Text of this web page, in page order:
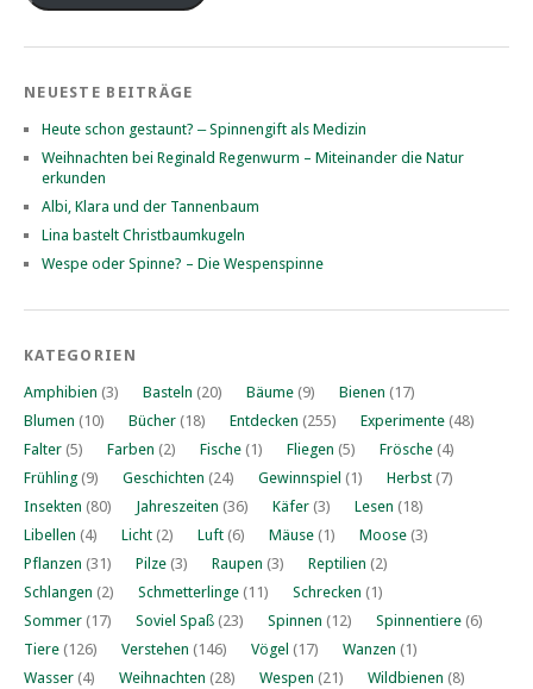
NEUESTE BEITRÄGE
Heute schon gestaunt? ‒ Spinnengift als Medizin
Weihnachten bei Reginald Regenwurm – Miteinander die Natur
erkunden
Albi, Klara und der Tannenbaum
Lina bastelt Christbaumkugeln
Wespe oder Spinne? – Die Wespenspinne
KATEGORIEN
Amphibien (3) Basteln (20) Bäume (9) Bienen (17)
Blumen (10) Bücher (18) Entdecken (255) Experimente (48)
Falter (5) Farben (2) Fische (1) Fliegen (5) Frösche (4)
Frühling (9) Geschichten (24) Gewinnspiel (1) Herbst (7)
Insekten (80) Jahreszeiten (36) Käfer (3) Lesen (18)
Libellen (4) Licht (2) Luft (6) Mäuse (1) Moose (3)
Pflanzen (31) Pilze (3) Raupen (3) Reptilien (2)
Schlangen (2) Schmetterlinge (11) Schrecken (1)
Sommer (17) Soviel Spaß (23) Spinnen (12) Spinnentiere (6)
Tiere (126) Verstehen (146) Vögel (17) Wanzen (1)
Wasser (4) Weihnachten (28) Wespen (21) Wildbienen (8)